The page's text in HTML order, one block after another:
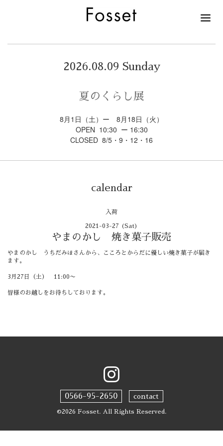
2026.08.09 Sunday
夏のくらし展
8月1日（土）ー 8月18日（火）
OPEN 10:30 ー 16:30
CLOSED 8/5・9・12・16
calendar
入荷
2021-03-27 (Sat)
やまのかし 焼き菓子販売
やまのかし うちだみほさんから、こころとからだに優しい焼き菓子が届き
ます。
3月27日（土） 11:00〜
皆様のお越しをお待ちしております。
0566-95-2650 contact
©2026 Fosset. All Rights Reserved.